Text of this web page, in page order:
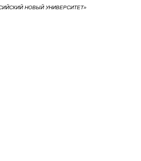
НОВЫЙ УНИВЕРСИТЕТ»